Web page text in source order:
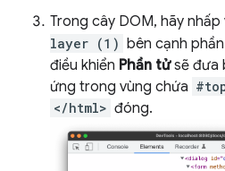
Trong cây DOM, hãy nhấp
layer (1) bên cạnh
điều khiển Phần tửsẽ đưa
ứng trong vùng chứa
</html> đóng.